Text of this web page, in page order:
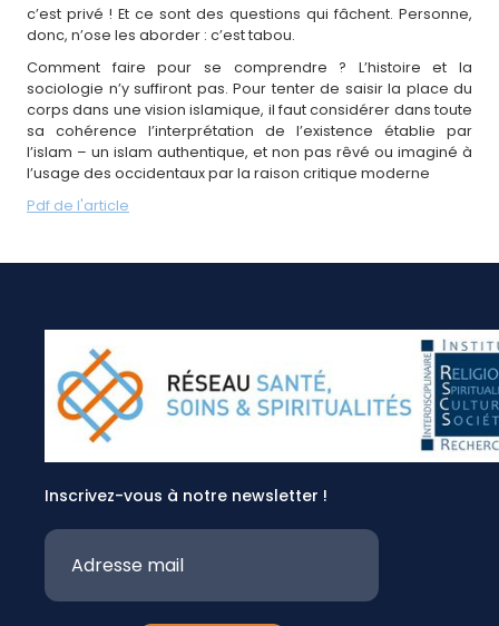
c’est privé ! Et ce sont des questions qui fâchent. Personne,
donc, n’ose les aborder : c’est tabou.
Comment faire pour se comprendre ? L’histoire et la
sociologie n’y suffiront pas. Pour tenter de saisir la place du
corps dans une vision islamique, il faut considérer dans toute
sa cohérence l’interprétation de l’existence établie par
l’islam – un islam authentique, et non pas rêvé ou imaginé à
l’usage des occidentaux par la raison critique moderne
Pdf de l'article
Inscrivez-vous à notre newsletter !